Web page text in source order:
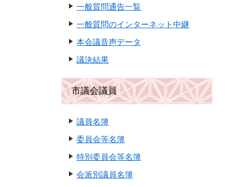
一般質問通告一覧
一般質問のインターネット中継
本会議音声データ
議決結果
市議会議員
議員名簿
委員会等名簿
特別委員会等名簿
会派別議員名簿